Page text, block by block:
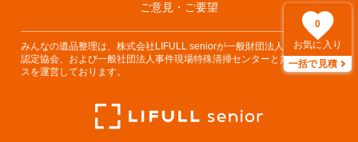
0
お気に入り
一括で見積
ご意見・ご要望
みんなの遺品整理は、株式会社LIFULL seniorが一般財団法人遺品整理士
認定協会、および一般社団法人事件現場特殊清掃センターと共同でサービ
スを運営しております。